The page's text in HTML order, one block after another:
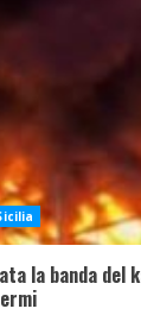
la banda del